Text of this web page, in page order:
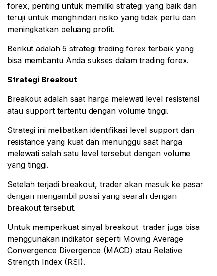
forex, penting untuk memiliki strategi yang baik dan
teruji untuk menghindari risiko yang tidak perlu dan
meningkatkan peluang profit.
Berikut adalah 5 strategi trading forex terbaik yang
bisa membantu Anda sukses dalam trading forex.
Strategi Breakout
Breakout adalah saat harga melewati level resistensi
atau support tertentu dengan volume tinggi.
Strategi ini melibatkan identifikasi level support dan
resistance yang kuat dan menunggu saat harga
melewati salah satu level tersebut dengan volume
yang tinggi.
Setelah terjadi breakout, trader akan masuk ke pasar
dengan mengambil posisi yang searah dengan
breakout tersebut.
Untuk memperkuat sinyal breakout, trader juga bisa
menggunakan indikator seperti Moving Average
Convergence Divergence (MACD) atau Relative
Strength Index (RSI).